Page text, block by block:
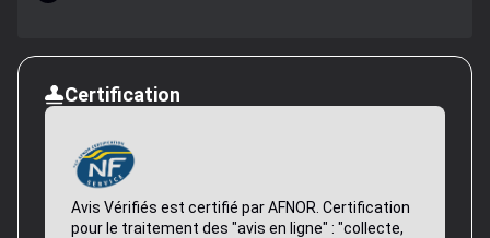
Certification
Avis Vérifiés est certifié par AFNOR. Certification
pour le traitement des "avis en ligne" : "collecte,